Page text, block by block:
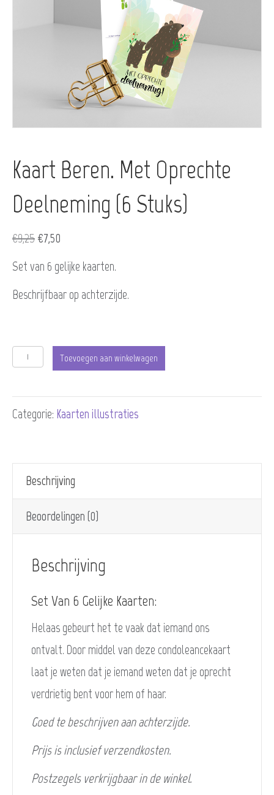
Kaart Beren. Met Oprechte
Deelneming (6 Stuks)
€9,25 Oorspronkelijke
prijs
€9,25.
€7,50
prijs
€7,50.
Set van 6 gelijke kaarten.
Beschrijfbaar op achterzijde.
Kaart
Met
oprechte
(6
stuks)
aantal
Toevoegen aan winkelwagen
Categorie: Kaarten illustraties
Beschrijving
Beoordelingen (0)
Beschrijving
Set Van 6 Gelijke Kaarten:
Helaas gebeurt het te vaak dat iemand ons
ontvalt. Door middel van deze condoleancekaart
laat je weten dat je iemand weten dat je oprecht
verdrietig bent voor hem of haar.
Goed te beschrijven aan achterzijde.
Prijs is inclusief verzendkosten.
Postzegels verkrijgbaar in de winkel.